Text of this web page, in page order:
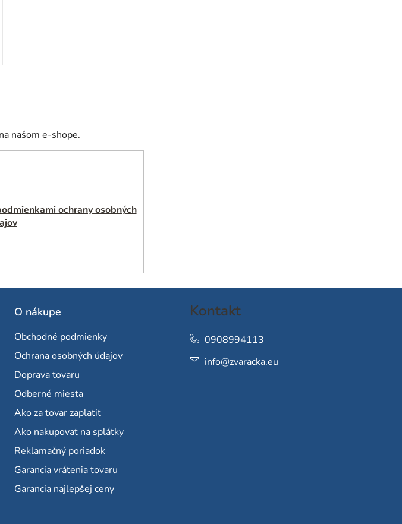
našom e-shope.
ochrany osobných
O nákupe
Obchodné podmienky
Ochrana osobných údajov
Doprava tovaru
Odberné miesta
Ako za tovar zaplatiť
Ako nakupovať na splátky
Reklamačný poriadok
Garancia vrátenia tovaru
Garancia najlepšej ceny
Kontakt
info@zvaracka.eu
0908994113